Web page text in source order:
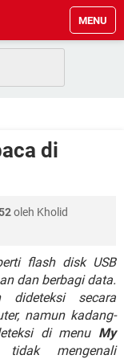
MENU
CALL
Berfungsi
Enkapsulasi
di
oleh Kholid
flash disk USB
dan berbagi data.
dideteksi secara
namun kadang-
di menu My
mengenali